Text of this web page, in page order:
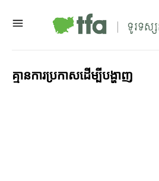
គ្មាន​ការ​ប្រកាស​ដើម្បី​បង្ហាញ